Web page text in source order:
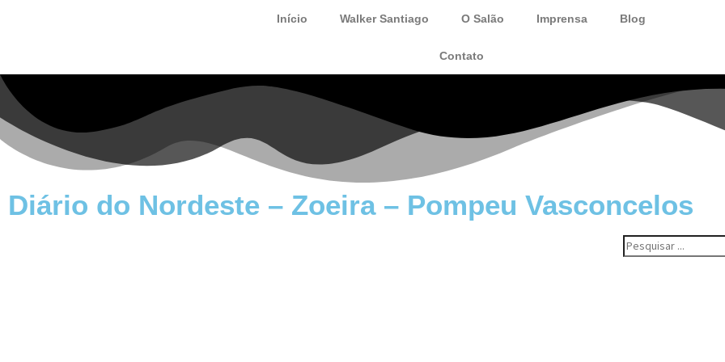
Início Walker Santiago O Salão Imprensa Blog
Contato
Diário do Nordeste – Zoeira – Pompeu Vasconcelos